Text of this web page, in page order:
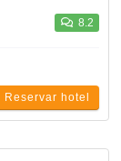
8.2
Reservar hotel